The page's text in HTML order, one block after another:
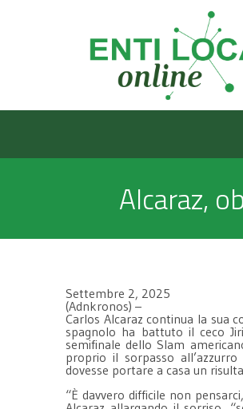
Alcaraz,
Settembre 2, 2025
(Adnkronos) –
Carlos Alcaraz continua la sua
spagnolo ha battuto il ceco
semifinale dello Slam
proprio il sorpasso
dovesse portare a casa un
“È davvero difficile non